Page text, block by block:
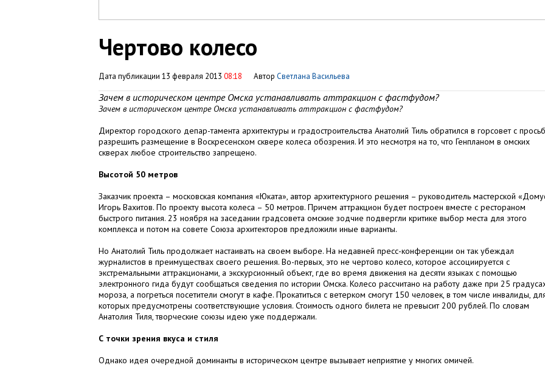
Чертово колесо
Дата публикации 13 февраля 2013 08:18 Автор Светлана Васильева
Зачем в историческом центре Омска устанавливать аттракцион с фастфудом?
Зачем в историческом центре Омска устанавливать аттракцион с фастфудом?
Директор городского депар-тамента архитектуры и градостроительства Анатолий Тиль обратился в горсовет с
разрешить размещение в Воскресенском сквере колеса обозрения. И это несмотря на то, что Генпланом в омских
скверах любое строительство запрещено.
Высотой 50 метров
Заказчик проекта – московская компания «Юката», автор архитектурного решения – руководитель мастерской
Игорь Вахитов. По проекту высота колеса – 50 метров. Причем аттракцион будет построен вместе с рестораном
быстрого питания. 23 ноября на заседании градсовета омские зодчие подвергли критике выбор места для этого
комплекса и потом на совете Союза архитекторов предложили иные варианты.
Но Анатолий Тиль продолжает настаивать на своем выборе. На недавней пресс-конференции он так убеждал
журналистов в преимуществах своего решения. Во-первых, это не чертово колесо, которое ассоциируется с
экстремальными аттракционами, а экскурсионный объект, где во время движения на десяти языках с помощью
электронного гида будут сообщаться сведения по истории Омска. Колесо рассчитано на работу даже при 25
мороза, а погреться посетители смогут в кафе. Прокатиться с ветерком смогут 150 человек, в том числе инвалиды,
которых предусмотрены соответствующие условия. Стоимость одного билета не превысит 200 рублей. По словам
Анатолия Тиля, творческие союзы идею уже поддержали.
С точки зрения вкуса и стиля
Однако идея очередной доминанты в историческом центре вызывает неприятие у многих омичей.